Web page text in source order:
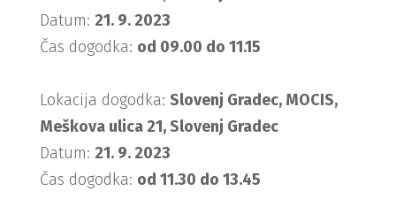
Datum: 21. 9. 2023
Čas dogodka: od 09.00 do 11.15
Lokacija dogodka: Slovenj Gradec, MOCIS,
Meškova ulica 21, Slovenj Gradec
Datum: 21. 9. 2023
Čas dogodka: od 11.30 do 13.45